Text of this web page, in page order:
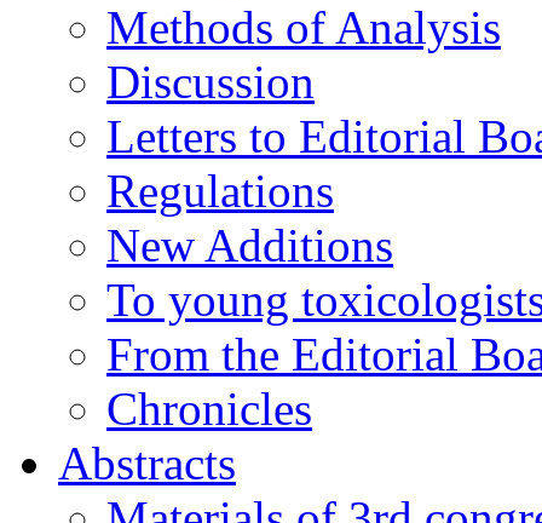
Methods of Analysis
Discussion
Letters to Editorial
Regulations
New Additions
To young
From the Editorial
Chronicles
Abstracts